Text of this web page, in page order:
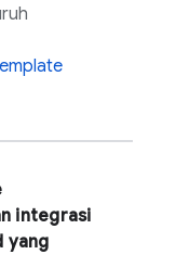
integrasi
yang